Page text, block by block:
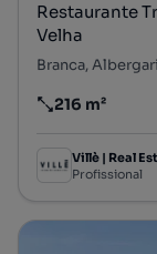
Restaurante Trespasse em Branca,Albergaria-a-
Velha
Branca,
Preço por
216 m²
Villè | Real
Profissional